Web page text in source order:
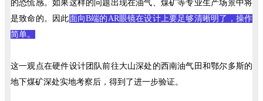
的恐慌感。如果这样的问题出现在油气、煤矿等专业生产场景中将
是致命的。因此面向B端的AR眼镜在设计上要足够清晰明了，操作
简单。
这一观点在硬件设计团队前往大山深处的西南油气田和鄂尔多斯的
地下煤矿深处实地考察后，得到了进一步验证。